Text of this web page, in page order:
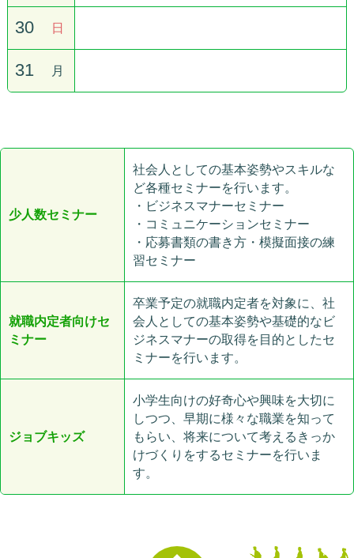
30 日
31 月
少人数セミナー
社会人としての基本姿勢やスキルな
ど各種セミナーを行います。
・ビジネスマナーセミナー
・コミュニケーションセミナー
・応募書類の書き方・模擬面接の練
習セミナー
就職内定者向けセ
ミナー
卒業予定の就職内定者を対象に、社
会人としての基本姿勢や基礎的なビ
ジネスマナーの取得を目的としたセ
ミナーを行います。
ジョブキッズ
小学生向けの好奇心や興味を大切に
しつつ、早期に様々な職業を知って
もらい、将来について考えるきっか
けづくりをするセミナーを行いま
す。